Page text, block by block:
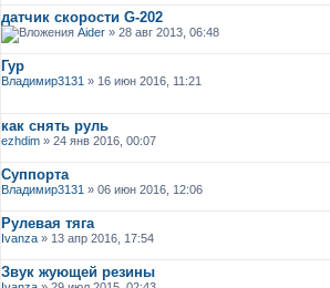
датчик скорости G-202
Aider » 28 авг 2013, 06:48
Гур
Владимир3131 » 16 июн 2016, 11:21
как снять руль
ezhdim » 24 янв 2016, 00:07
Суппорта
Владимир3131 » 06 июн 2016, 12:06
Рулевая тяга
Ivanza » 13 апр 2016, 17:54
Звук жующей резины